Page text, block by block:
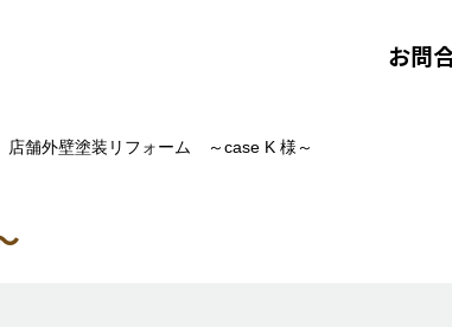
お問
店舗外壁塗装リフォーム ～case K 様～